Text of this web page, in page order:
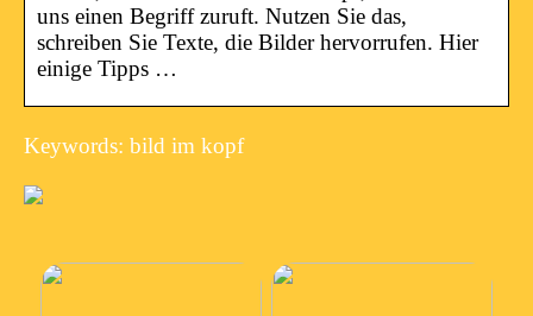
uns einen Begriff zuruft. Nutzen Sie das,
schreiben Sie Texte, die Bilder hervorrufen. Hier
einige Tipps …
Keywords: bild im kopf